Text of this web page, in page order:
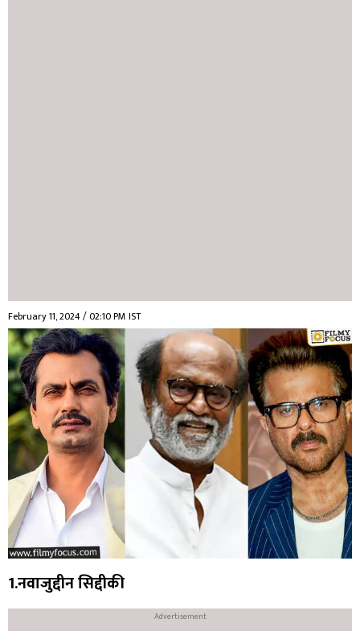
February 11, 2024 / 02:10 PM IST
1.नवाजुद्दीन सिद्दीकी